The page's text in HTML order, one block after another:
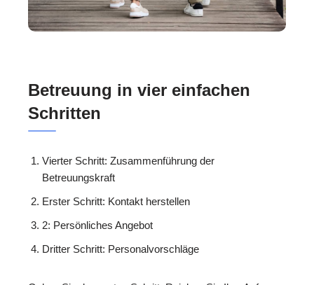
Betreuung in vier einfachen
Schritten
Vierter Schritt: Zusammenführung der
Betreuungskraft
Erster Schritt: Kontakt herstellen
2: Persönliches Angebot
Dritter Schritt: Personalvorschläge